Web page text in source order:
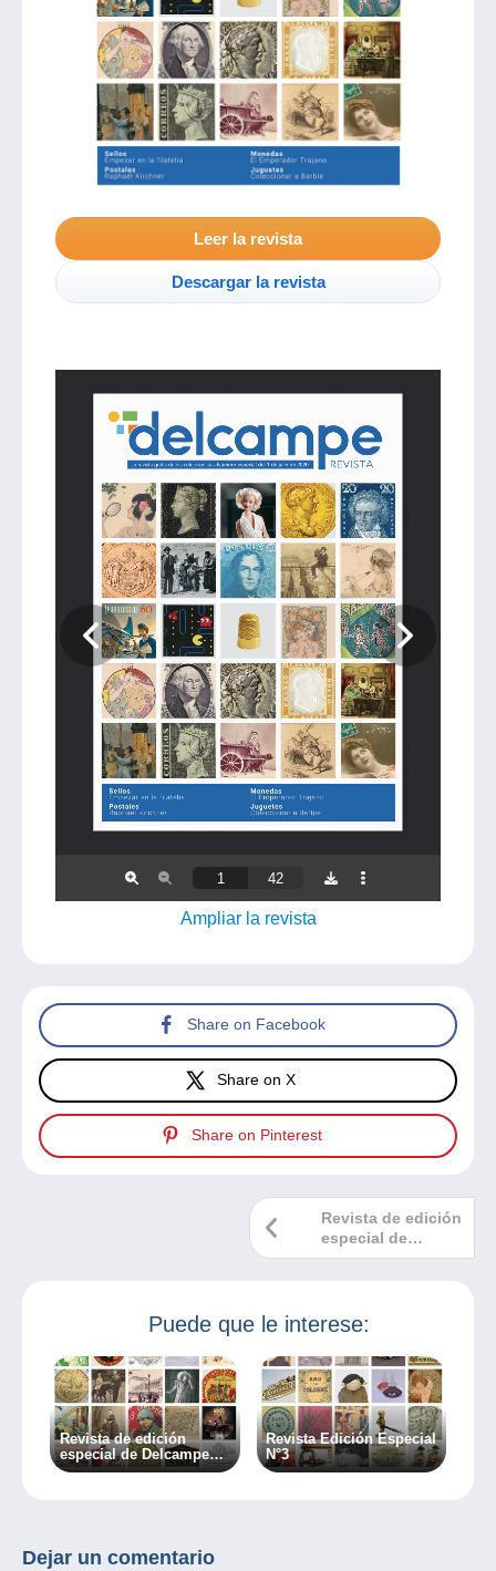
Leer la revista
Descargar la revista
Ampliar la revista
Share on Facebook
Share on X
Share on Pinterest
Revista de edición
especial de
Delcampe N°2
Puede que le interese:
Revista de edición
especial de Delcampe
N°2
Revista Edición Especial
N°3
Dejar un comentario